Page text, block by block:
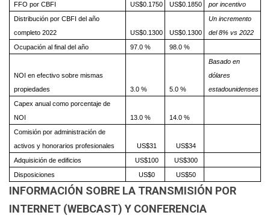
FFO por CBFI US$0.1750 US$0.1850
por incentivo
Distribución por CBFI del año
completo 2022
US$0.1300 US$0.1300
Un incremento
del 8% vs 2022
Ocupación al final del año
97.0 % 98.0 %
NOI en efectivo sobre mismas
propiedades
3.0 % 5.0 %
Basado en
dólares
estadounidenses
Capex anual como porcentaje de
NOI
13.0 %
14.0 %
Comisión por administración de
activos y honorarios profesionales
US$31
US$34
Adquisición de edificios
US$100
US$300
Disposiciones
US$0 US$50
INFORMACIÓN SOBRE LA TRANSMISIÓN POR
INTERNET (WEBCAST) Y CONFERENCIA